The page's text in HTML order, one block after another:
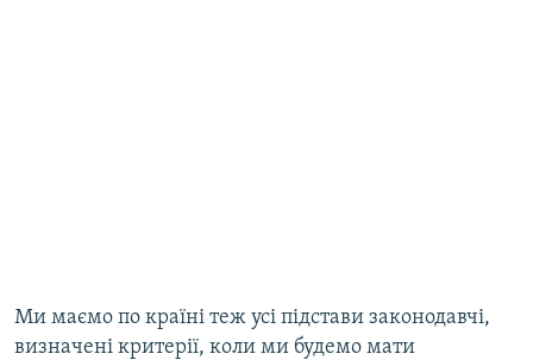
Ми маємо по країні теж усі підстави законодавчі,
визначені критерії, коли ми будемо мати